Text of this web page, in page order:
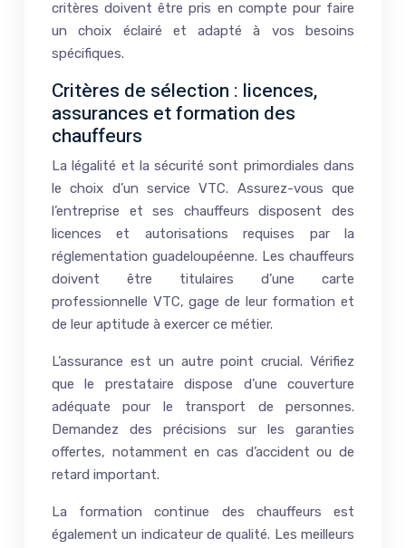
critères doivent être pris en compte pour faire
un choix éclairé et adapté à vos besoins
spécifiques.
Critères de sélection : licences,
assurances et formation des
chauffeurs
La légalité et la sécurité sont primordiales dans
le choix d’un service VTC. Assurez-vous que
l’entreprise et ses chauffeurs disposent des
licences et autorisations requises par la
réglementation guadeloupéenne. Les chauffeurs
doivent être titulaires d’une carte
professionnelle VTC, gage de leur formation et
de leur aptitude à exercer ce métier.
L’assurance est un autre point crucial. Vérifiez
que le prestataire dispose d’une couverture
adéquate pour le transport de personnes.
Demandez des précisions sur les garanties
offertes, notamment en cas d’accident ou de
retard important.
La formation continue des chauffeurs est
également un indicateur de qualité. Les meilleurs